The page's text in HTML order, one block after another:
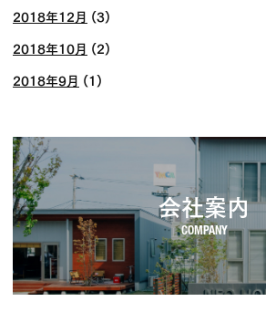
2018年12月 (3)
2018年10月 (2)
2018年9月 (1)
会社案内